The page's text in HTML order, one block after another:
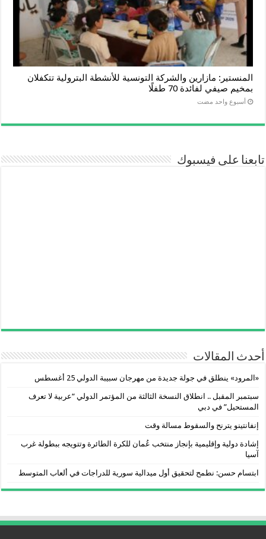
المنستير: مازارين والشركة التونسية للأنشطة البترولية تتكفلان
بمخيم صيفي لفائدة 70 طفلًا
‏أسبوع واحد مضت
تابعنا على فيسبوك
أحدث المقالات
«المرود» ينطلق في جولة جديدة من مهرجان سبيبة الدولي 25 أغسطس
سبتمبر المقبل .. انطلاق النسخة الثالثة من المؤتمر الدولي “عربية لا تعرف
المستحيل” في دبي
إنفانتينو يترنح والسقوط مسالة وقت
إشادة دولية وإقليمية بإنجاز منتخب عُمان للكرة الطائرة وتتويجه ببطولة غرب
آسيا
ابتسام حسن: نطمح لتحقيق أول ميدالية سورية للدراجات في ألعاب المتوسط